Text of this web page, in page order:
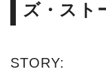
ズ・スト
STORY: